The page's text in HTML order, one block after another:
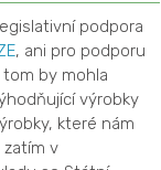
podpora
, ani pro podporu
tom by mohla
výrobky
které nám
zatím v